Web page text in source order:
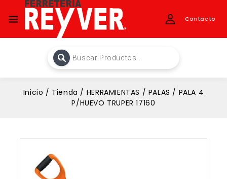
Contacto
Inicio / Tienda / HERRAMIENTAS / PALAS / PALA 4
P/HUEVO TRUPER 17160